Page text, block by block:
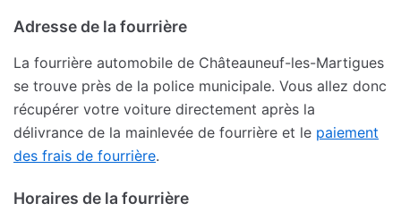
Adresse de la fourrière
La fourrière automobile de Châteauneuf-les-Martigues
se trouve près de la police municipale. Vous allez donc
récupérer votre voiture directement après la
délivrance de la mainlevée de fourrière et le paiement
des frais de fourrière.
Horaires de la fourrière